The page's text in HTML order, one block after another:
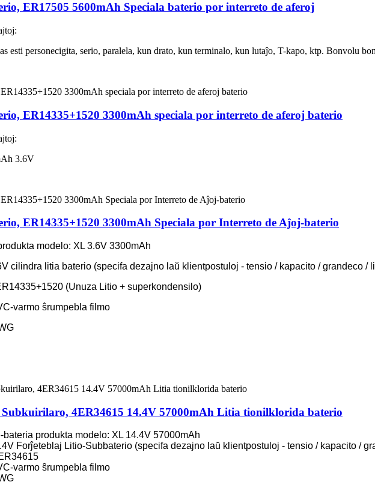
ER17505 5600mAh Speciala baterio por interreto de aferoj
esti personecigita, serio, paralela, kun drato, kun terminalo, kun lutaĵo, T-kapo, ktp. Bonvolu
ER14335+1520 3300mAh speciala por interreto de aferoj baterio
3.6V
ER14335+1520 3300mAh Speciala por Interreto de Aĵoj-baterio
modelo: XL 3.6V 3300mAh
cilindra litia baterio (specifa dezajno laŭ klientpostuloj - tensio / kapacito / grandeco /
(Unuza Litio + superkondensilo)
varmo ŝrumpebla filmo
4ER34615 14.4V 57000mAh Litia tionilklorida baterio
produkta modelo: XL 14.4V 57000mAh
Forĵeteblaj Litio-Subbaterio (specifa dezajno laŭ klientpostuloj - tensio / kapacito /
varmo ŝrumpebla filmo